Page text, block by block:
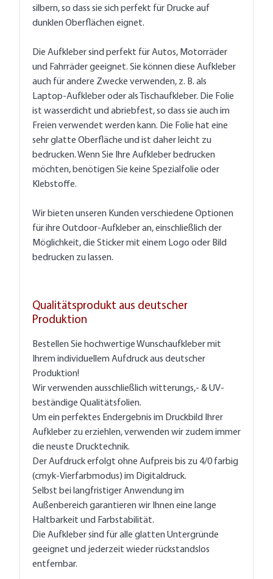
silbern, so dass sie sich perfekt für Drucke auf
dunklen Oberflächen eignet.
Die Aufkleber sind perfekt für Autos, Motorräder
und Fahrräder geeignet. Sie können diese Aufkleber
auch für andere Zwecke verwenden, z. B. als
Laptop-Aufkleber oder als Tischaufkleber. Die Folie
ist wasserdicht und abriebfest, so dass sie auch im
Freien verwendet werden kann. Die Folie hat eine
sehr glatte Oberfläche und ist daher leicht zu
bedrucken. Wenn Sie Ihre Aufkleber bedrucken
möchten, benötigen Sie keine Spezialfolie oder
Klebstoffe.
Wir bieten unseren Kunden verschiedene Optionen
für ihre Outdoor-Aufkleber an, einschließlich der
Möglichkeit, die Sticker mit einem Logo oder Bild
bedrucken zu lassen.
Qualitätsprodukt aus deutscher
Produktion
Bestellen Sie hochwertige Wunschaufkleber mit
Ihrem individuellem Aufdruck aus deutscher
Produktion!
Wir verwenden ausschließlich witterungs,- & UV-
beständige Qualitätsfolien.
Um ein perfektes Endergebnis im Druckbild Ihrer
Aufkleber zu erziehlen, verwenden wir zudem immer
die neuste Drucktechnik.
Der Aufdruck erfolgt ohne Aufpreis bis zu 4/0 farbig
(cmyk-Vierfarbmodus) im Digitaldruck.
Selbst bei langfristiger Anwendung im
Außenbereich garantieren wir Ihnen eine lange
Haltbarkeit und Farbstabilität.
Die Aufkleber sind für alle glatten Untergründe
geeignet und jederzeit wieder rückstandslos
entfernbar.